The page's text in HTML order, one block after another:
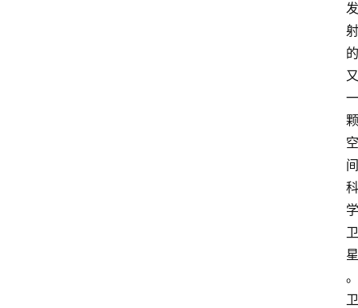
发
射
的
又
一
颗
空
间
科
学
卫
星
。
卫